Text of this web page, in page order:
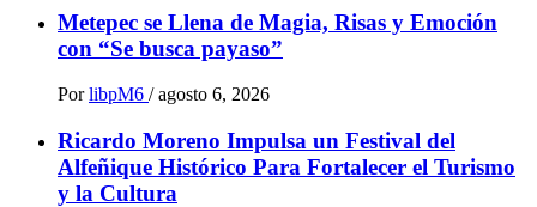
Metepec se Llena de Magia, Risas y Emoción
con “Se busca payaso”
Por libpM6 / agosto 6, 2026
Ricardo Moreno Impulsa un Festival del
Alfeñique Histórico Para Fortalecer el Turismo
y la Cultura